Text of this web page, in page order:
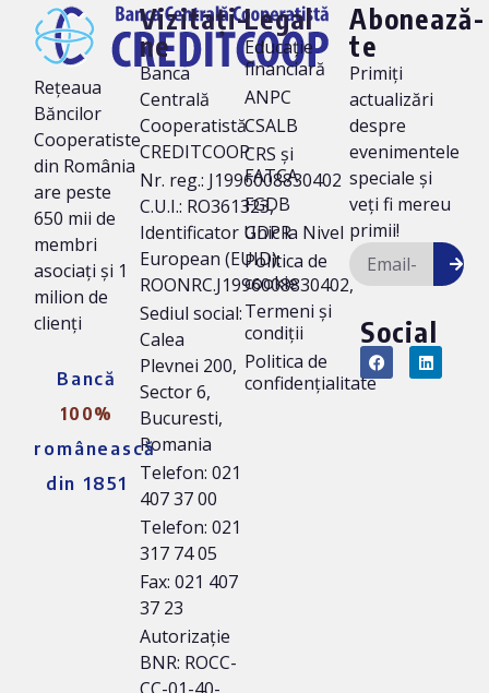
Rețeaua
Băncilor
Cooperatiste
din România
are peste
650 mii de
membri
asociați și 1
milion de
clienți
Bancă
100%
românească
din 1851
Vizitați-
ne
Banca
Centrală
Cooperatistă
CREDITCOOP
Nr. reg.: J1996008830402
C.U.I.: RO361323,
Identificator Unic la Nivel
European (EUID):
ROONRC.J1996008830402,
Sediul social:
Calea
Plevnei 200,
Sector 6,
Bucuresti,
Romania
Telefon: 021
407 37 00
Telefon: 021
317 74 05
Fax: 021 407
37 23
Autorizație
BNR: ROCC-
Legal
Educație
financiară
ANPC
CSALB
CRS și
FATCA
FGDB
GDPR
Politica de
cookie
Termeni și
condiții
Politica de
confidențialitate
Abonează-
te
Primiți
actualizări
despre
evenimentele
speciale și
veți fi mereu
primii!
Social